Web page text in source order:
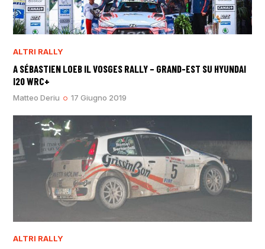
ALTRI RALLY
A SÉBASTIEN LOEB IL VOSGES RALLY – GRAND-EST SU HYUNDAI
I20 WRC+
Matteo Deriu 17 Giugno 2019
ALTRI RALLY